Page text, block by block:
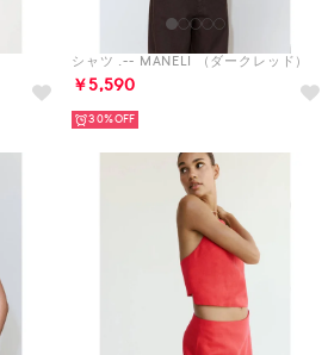
シャツ .-- MANELI （ダークレッド）
￥5,590
30%